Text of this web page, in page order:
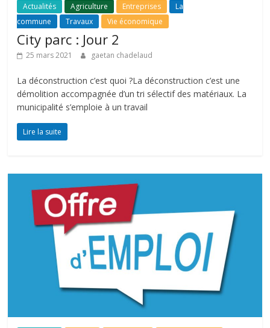
Actualités Agriculture Entreprises
La
commune
Travaux Vie économique
City parc : Jour 2
25 mars 2021 gaetan chadelaud
La déconstruction c’est quoi ?La déconstruction c’est une
démolition accompagnée d’un tri sélectif des matériaux. La
municipalité s’emploie à un travail
Lire la suite